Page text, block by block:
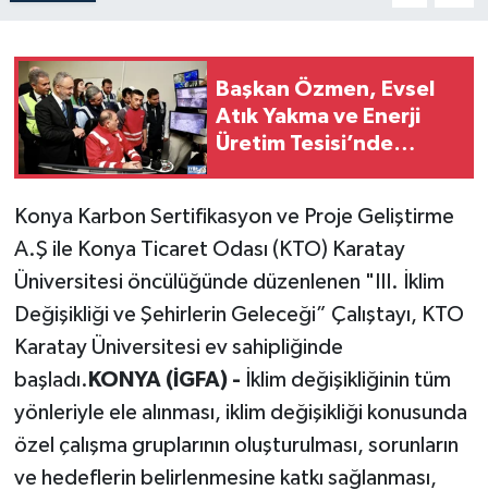
Başkan Özmen, Evsel
Atık Yakma ve Enerji
Üretim Tesisi’nde
Konya Karbon Sertifikasyon ve Proje Geliştirme
A.Ş ile Konya Ticaret Odası (KTO) Karatay
Üniversitesi öncülüğünde düzenlenen "III. İklim
Değişikliği ve Şehirlerin Geleceği” Çalıştayı, KTO
Karatay Üniversitesi ev sahipliğinde
başladı. KONYA (İGFA) -
İklim değişikliğinin tüm
yönleriyle ele alınması, iklim değişikliği konusunda
özel çalışma gruplarının oluşturulması, sorunların
ve hedeflerin belirlenmesine katkı sağlanması,